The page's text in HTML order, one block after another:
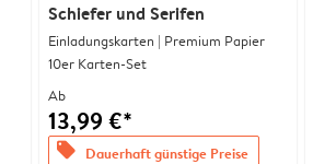
Schiefer und Serifen
Einladungskarten | Premium Papier
10er Karten-Set
Ab
13,99 €*
offers Dauerhaft günstige Preise